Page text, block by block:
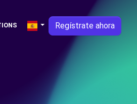
Regístrate ahora